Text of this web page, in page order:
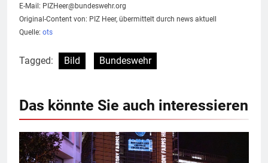
E-Mail: PIZHeer@bundeswehr.org
Original-Content von: PIZ Heer, übermittelt durch news aktuell
Quelle: ots
Tagged: Bild Bundeswehr
Das könnte Sie auch interessieren